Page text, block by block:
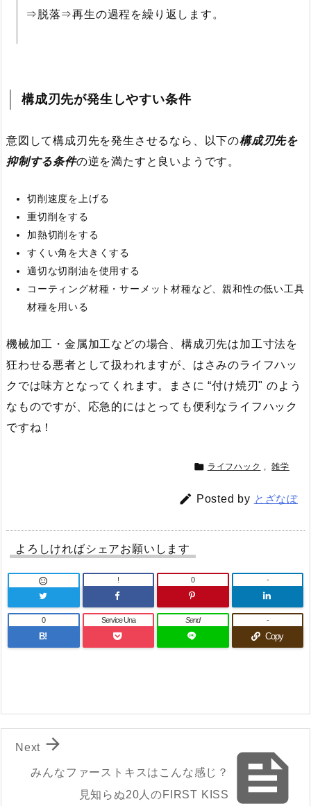
⇒脱落⇒再生の過程を繰り返します。
構成刃先が発生しやすい条件
意図して構成刃先を発生させるなら、以下の構成刃先を
抑制する条件の逆を満たすと良いようです。
切削速度を上げる
重切削をする
加熱切削をする
すくい角を大きくする
適切な切削油を使用する
コーティング材種・サーメット材種など、親和性の低い工具
材種を用いる
機械加工・金属加工などの場合、構成刃先は加工寸法を
狂わせる悪者として扱われますが、はさみのライフハッ
クでは味方となってくれます。まさに “付け焼刃" のよう
なものですが、応急的にはとっても便利なライフハック
ですね！
 ライフハック , 雑学
 Posted by とざなぼ
よろしければシェアお願いします
 ! 0 -
B!
0 Service Una Send
Copy
-

みんなファーストキスはこんな感じ？
見知らぬ20人のFIRST KISS

Next